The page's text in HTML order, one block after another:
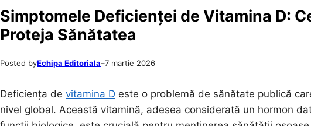
Simptomele Deficienței de Vitamina D:
Proteja Sănătatea
Posted byEchipa Editoriala–7 martie 2026
Deficiența de vitamina D este o problemă de sănătate publică
nivel global. Această vitamină, adesea considerată un hormon